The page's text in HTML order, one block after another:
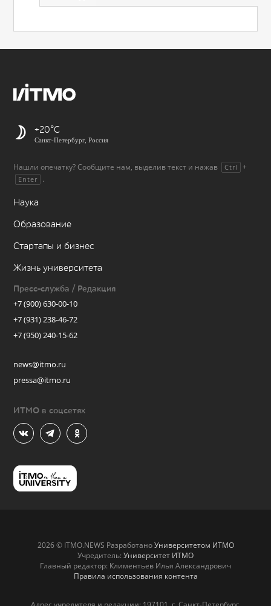
+20
Санкт-Петербург, Россия
Нашли опечатку? Сообщите нам, выделив текст и нажав Ctrl +
Enter .
Наука
Образование
Стартапы и бизнес
Жизнь университета
Пресс-служба / Редакция
+7 (900) 630-00-10
+7 (931) 238-46-72
+7 (950) 240-15-62
news@itmo.ru
pressa@itmo.ru
ИТМО в соцсетях
2026 © ITMO.NEWS РазработаноУниверситетом ИТМО
Учредитель: Университет ИТМО
Главный редактор: Климентьев Илья Александрович
Правила использования контента